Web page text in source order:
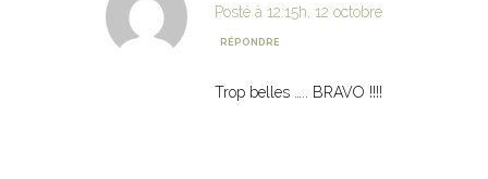
Posté à 12:15h, 12 octobre
RÉPONDRE
Trop belles ….. BRAVO !!!!